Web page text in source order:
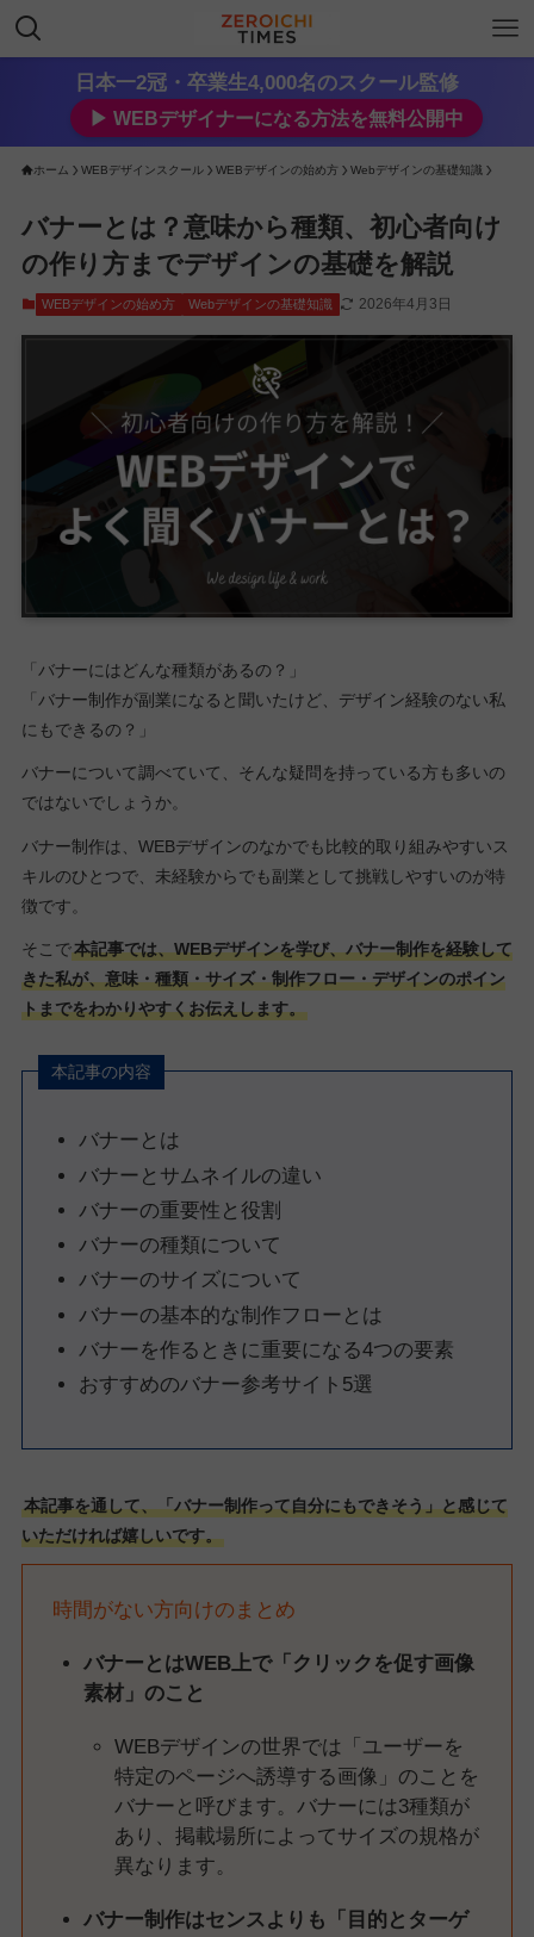
日本一2冠・卒業生4,000名のスクール監修
▶︎ WEBデザイナーになる方法を無料公開中
ホーム WEBデザインスクール WEBデザインの始め方 Webデザインの基礎知識
バナーとは？意味から種類、初心者向け
の作り方までデザインの基礎を解説
WEBデザインの始め方 Webデザインの基礎知識 2026年4月3日
「バナーにはどんな種類があるの？」
「バナー制作が副業になると聞いたけど、デザイン経験のない私
にもできるの？」
バナーについて調べていて、そんな疑問を持っている方も多いの
ではないでしょうか。
バナー制作は、WEBデザインのなかでも比較的取り組みやすいス
キルのひとつで、未経験からでも副業として挑戦しやすいのが特
徴です。
そこで本記事では、WEBデザインを学び、バナー制作を経験して
きた私が、意味・種類・サイズ・制作フロー・デザインのポイン
トまでをわかりやすくお伝えします。
本記事の内容
バナーとは
バナーとサムネイルの違い
バナーの重要性と役割
バナーの種類について
バナーのサイズについて
バナーの基本的な制作フローとは
バナーを作るときに重要になる4つの要素
おすすめのバナー参考サイト5選
本記事を通して、「バナー制作って自分にもできそう」と感じて
いただければ嬉しいです。
時間がない方向けのまとめ
バナーとはWEB上で「クリックを促す画像
素材」のこと
WEBデザインの世界では「ユーザーを
特定のページへ誘導する画像」のことを
バナーと呼びます。バナーには3種類が
あり、掲載場所によってサイズの規格が
異なります。
バナー制作はセンスよりも「目的とターゲ